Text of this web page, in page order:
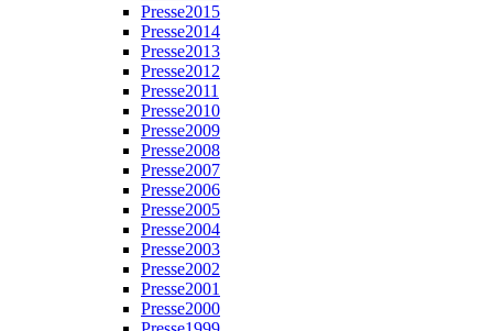
Presse2015
Presse2014
Presse2013
Presse2012
Presse2011
Presse2010
Presse2009
Presse2008
Presse2007
Presse2006
Presse2005
Presse2004
Presse2003
Presse2002
Presse2001
Presse2000